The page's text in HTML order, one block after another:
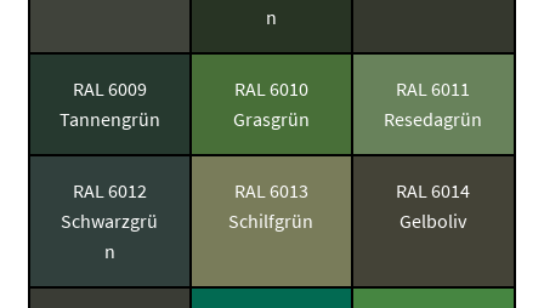
n
RAL 6009
Tannengrün
RAL 6010
Grasgrün
RAL 6011
Resedagrün
RAL 6012
Schwarzgrü
n
RAL 6013
Schilfgrün
RAL 6014
Gelboliv